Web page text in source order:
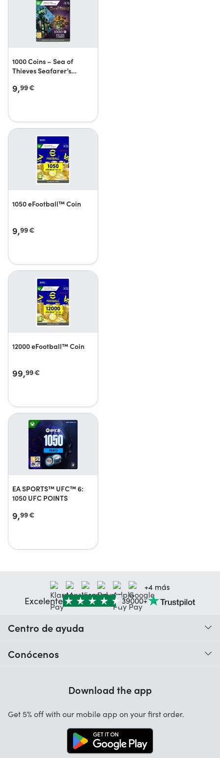
1000 Coins – Sea of
Thieves Seafarer’s
9,99€
1050 eFootball™ Coin
9,99€
12000 eFootball™ Coin
99,99€
EA SPORTS™ UFC™ 6:
1050 UFC POINTS
9,99€
+4 más
Excelente 39000+
Centro de ayuda
Conócenos
App Startselect
Trabaja con nosotros
Download the app
Get 5% off with our mobile app on your first order.